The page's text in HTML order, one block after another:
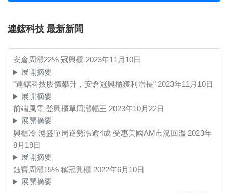
連鋐科技 最新新聞
安倉周漲22% 冠興櫃 2023年11月10日
展開摘要
"連鋸科技股價攀升，安倉冠興櫃獲利增長" 2023年11月10日
展開摘要
前端風電 登興櫃單周漲幅王 2023年10月22日
展開摘要
興櫃冷 湧盛單周逆勢漲逾4成 受惠美國AM市況回溫 2023年
8月19日
展開摘要
鈺寶周漲15% 稱冠興櫃 2022年6月10日
展開摘要